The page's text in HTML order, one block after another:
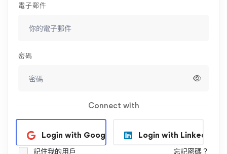
電子郵件
密碼
Connect with
Login with Google
Login with Linkedin
記住我的用戶
忘記密碼？